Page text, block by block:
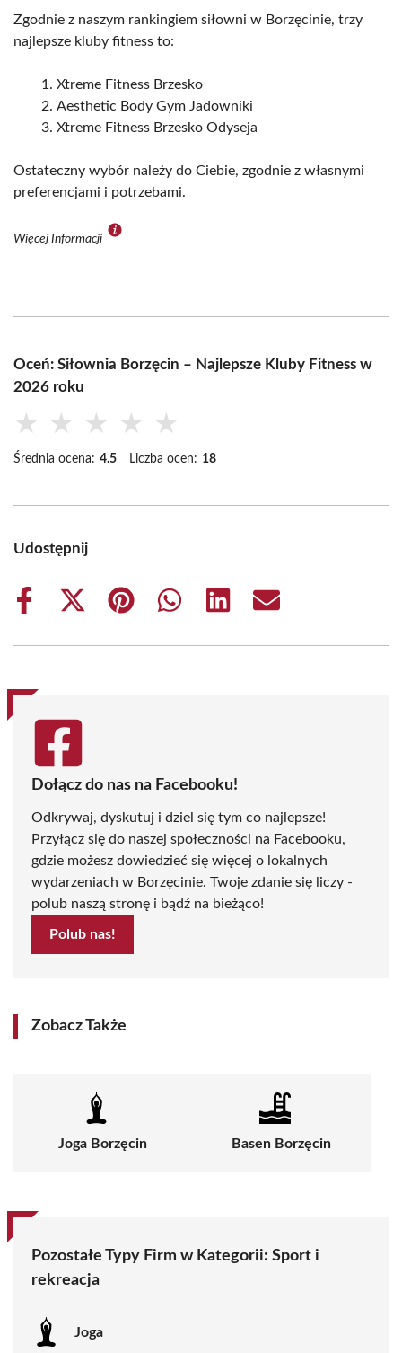
Zgodnie z naszym rankingiem siłowni w Borzęcinie, trzy
najlepsze kluby fitness to:
Xtreme Fitness Brzesko
Aesthetic Body Gym Jadowniki
Xtreme Fitness Brzesko Odyseja
Ostateczny wybór należy do Ciebie, zgodnie z własnymi
preferencjami i potrzebami.
Więcej Informacji
Oceń: Siłownia Borzęcin – Najlepsze Kluby Fitness w
2026 roku
★ ★ ★ ★ ★
Średnia ocena: 4.5 Liczba ocen: 18
Udostępnij
Share
Share
(Twitter)
Share
Share
Share
Share
Dołącz do nas na Facebooku!
Odkrywaj, dyskutuj i dziel się tym co najlepsze!
Przyłącz się do naszej społeczności na Facebooku,
gdzie możesz dowiedzieć się więcej o lokalnych
wydarzeniach w Borzęcinie. Twoje zdanie się liczy -
polub naszą stronę i bądź na bieżąco!
Polub nas!
Zobacz Także
Joga Borzęcin Basen Borzęcin
Pozostałe Typy Firm w Kategorii: Sport i
rekreacja
Joga